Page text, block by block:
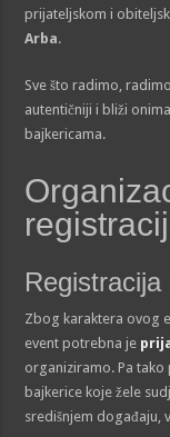
prijateljskom i
Arba.
Sve što radimo,
autentičniji i bliži
bajkericama.
Zbog karaktera ovog
event potrebna je
organiziramo. Pa
bajkerice koje žele
središnjem događaju,